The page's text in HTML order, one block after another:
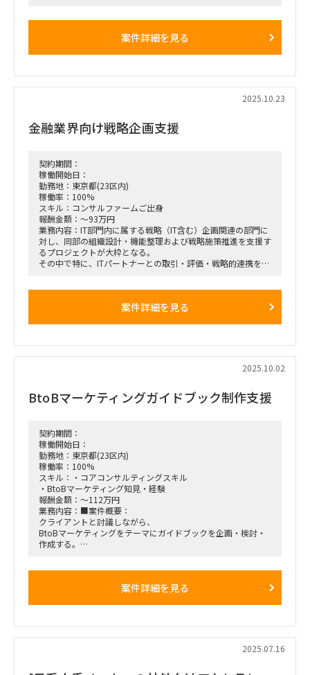
クライアントの課題に対し、提供（提案）している内容が解決
・50％の稼働率で、2つの案件を担当いただくイメージです
～業務内容（想定含む）～
・フロントワーク
・スケジュールの詳細化（WBS作成/管理）
・クライアント/インナーMTGでのファシリテーション
・資料や調査票、レポート等の確認作業（デリバリーとも協
業）
案件詳細を見る
2025.10.23
金融業界向け戦略企画支援
契約期間：
稼働開始日：
勤務地：東京都(23区内)
稼働率：100%
スキル：コンサルファームご出身
報酬金額：～93万円
業務内容：IT部門内に属する戦略（IT含む）企画関連の部門に
対し、同部の組織設計・機能整理および戦略施策推進を支援す
るプロジェクトが大枠となる。
その中で特に、ITパートナーとの取引・評価・戦略的連携を最
方針に基づく各種施策の検討・推進を担っていただく想定。
ークライアントとの討議リード（論点整理・施策案作成・討議
ーリサーチ・分析支援
ー他行事例・業界動向の調査（デスクトップ／ビザスクインタ
ー支出データ等の集計・分析（Excel関数・ピボットを使用）
ー施策検討に必要な定量分析・示唆出し
【作業場所】ハイブリット（23区内に週2~3出社＋リモート）
※出社時の滞在時間は2.3時間程度
【開始日】ASAP～
案件詳細を見る
2025.10.02
BtoBマーケティングガイドブック制作支援
契約期間：
稼働開始日：
勤務地：東京都(23区内)
稼働率：100%
スキル：・コアコンサルティングスキル
・BtoBマーケティング知見・経験
報酬金額：～112万円
業務内容：■案件概要：
クライアントと討議しながら、
BtoBマーケティングをテーマにガイドブックを企画・検討・
作成する。
・マーケティングガイドブックの執筆支援
案件詳細を見る
2025.07.16